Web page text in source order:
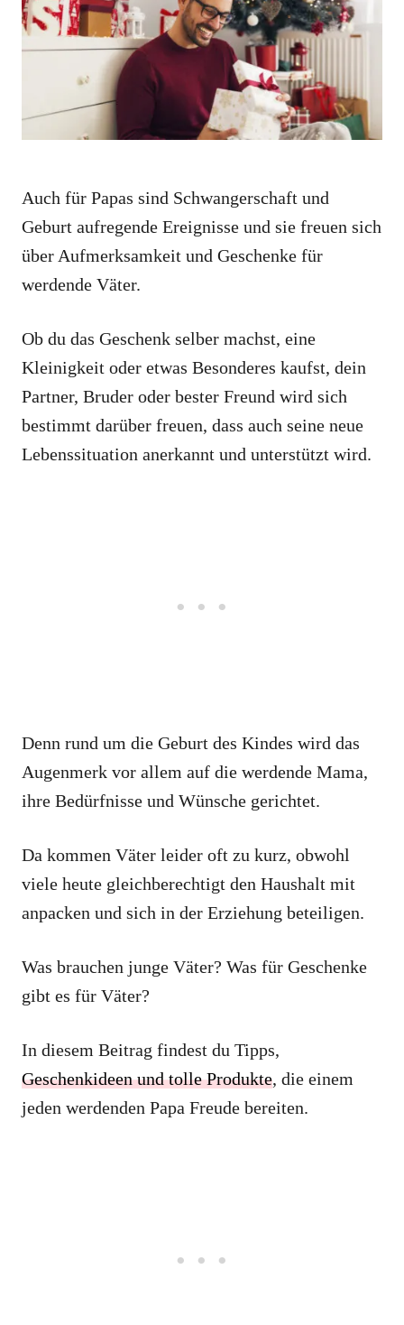
i
e
s
Auch für Papas sind Schwangerschaft und
Geburt aufregende Ereignisse und sie freuen sich
über Aufmerksamkeit und Geschenke für
werdende Väter.
Ob du das Geschenk selber machst, eine
Kleinigkeit oder etwas Besonderes kaufst, dein
Partner, Bruder oder bester Freund wird sich
bestimmt darüber freuen, dass auch seine neue
Lebenssituation anerkannt und unterstützt wird.
Denn rund um die Geburt des Kindes wird das
Augenmerk vor allem auf die werdende Mama,
ihre Bedürfnisse und Wünsche gerichtet.
Da kommen Väter leider oft zu kurz, obwohl
viele heute gleichberechtigt den Haushalt mit
anpacken und sich in der Erziehung beteiligen.
Was brauchen junge Väter? Was für Geschenke
gibt es für Väter?
In diesem Beitrag findest du Tipps,
Geschenkideen und tolle Produkte, die einem
jeden werdenden Papa Freude bereiten.